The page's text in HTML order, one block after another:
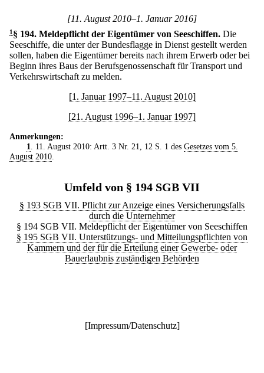
[11. August 2010–1. Januar 2016]
1§ 194. Meldepflicht der Eigentümer von Seeschiffen. Die
Seeschiffe, die unter der Bundesflagge in Dienst gestellt werden
sollen, haben die Eigentümer bereits nach ihrem Erwerb oder bei
Beginn ihres Baus der Berufsgenossenschaft für Transport und
Verkehrswirtschaft zu melden.
[1. Januar 1997–11. August 2010]
[21. August 1996–1. Januar 1997]
Anmerkungen:
1. 11. August 2010: Artt. 3 Nr. 21, 12 S. 1 des Gesetzes vom 5.
August 2010.
Umfeld von § 194 SGB VII
§ 193 SGB VII. Pflicht zur Anzeige eines Versicherungsfalls
durch die Unternehmer
§ 194 SGB VII. Meldepflicht der Eigentümer von Seeschiffen
§ 195 SGB VII. Unterstützungs- und Mitteilungspflichten von
Kammern und der für die Erteilung einer Gewerbe- oder
Bauerlaubnis zuständigen Behörden
[Impressum/Datenschutz]